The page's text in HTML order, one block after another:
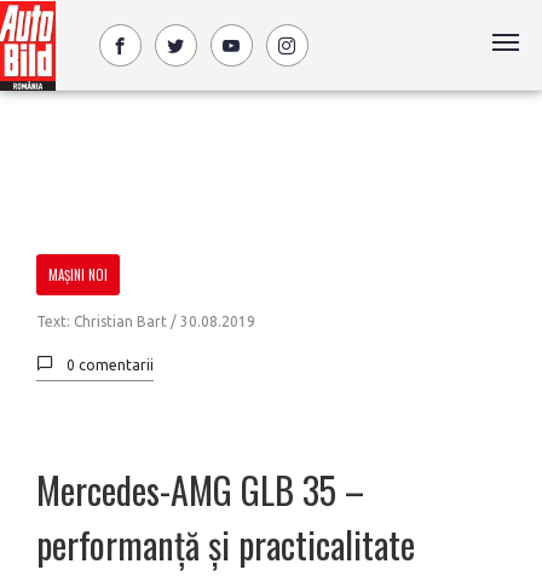
MAȘINI NOI
Text: Christian Bart / 30.08.2019
0 comentarii
Mercedes-AMG GLB 35 –
performanță și practicalitate